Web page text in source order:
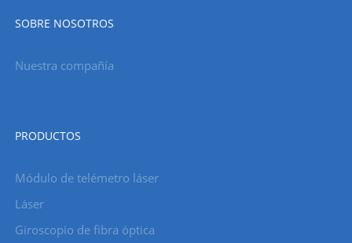
SOBRE NOSOTROS
Nuestra compañía
PRODUCTOS
Módulo de telémetro láser
Láser
Giroscopio de fibra óptica